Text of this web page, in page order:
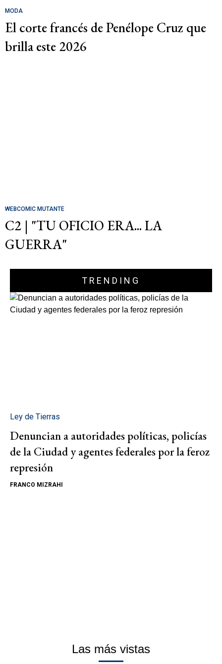
MODA
El corte francés de Penélope Cruz que
brilla este 2026
WEBCOMIC MUTANTE
C2 | "TU OFICIO ERA... LA
GUERRA"
TRENDING
Ley de Tierras
Denuncian a autoridades políticas, policías
de la Ciudad y agentes federales por la feroz
represión
FRANCO MIZRAHI
Las más vistas